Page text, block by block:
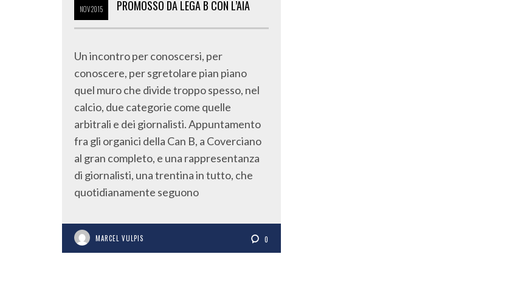
NOV2015
PROMOSSO DA LEGA B CON L’AIA
Un incontro per conoscersi, per
conoscere, per sgretolare pian piano
quel muro che divide troppo spesso, nel
calcio, due categorie come quelle
arbitrali e dei giornalisti. Appuntamento
fra gli organici della Can B, a Coverciano
al gran completo, e una rappresentanza
di giornalisti, una trentina in tutto, che
quotidianamente seguono
MARCEL VULPIS 0